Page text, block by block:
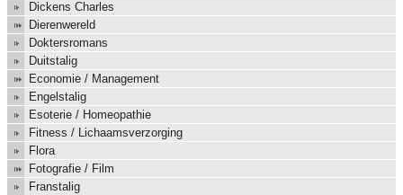
Dickens Charles
Dierenwereld
Doktersromans
Duitstalig
Economie / Management
Engelstalig
Esoterie / Homeopathie
Fitness / Lichaamsverzorging
Flora
Fotografie / Film
Franstalig